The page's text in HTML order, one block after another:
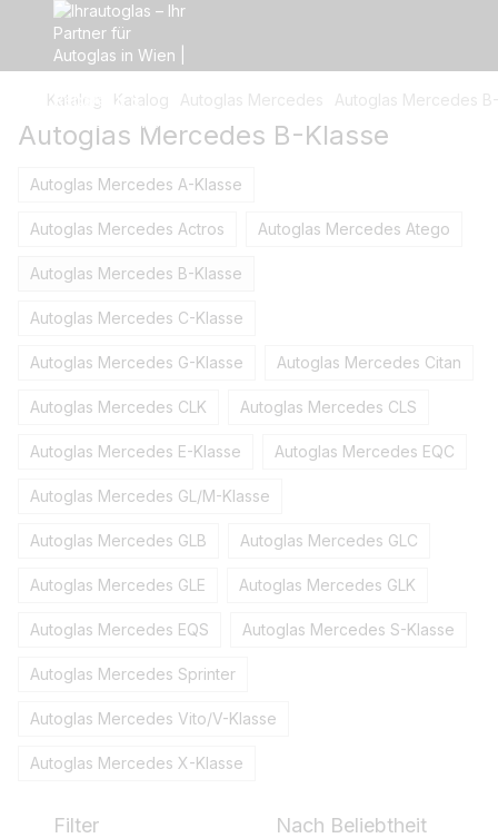
Katalog Katalog Autoglas Mercedes Autoglas Mercedes
Autoglas Mercedes B-Klasse
Autoglas Mercedes A-Klasse
Autoglas Mercedes Actros Autoglas Mercedes Atego
Autoglas Mercedes B-Klasse
Autoglas Mercedes C-Klasse
Autoglas Mercedes G-Klasse Autoglas Mercedes Citan
Autoglas Mercedes CLK Autoglas Mercedes CLS
Autoglas Mercedes E-Klasse Autoglas Mercedes EQC
Autoglas Mercedes GL/M-Klasse
Autoglas Mercedes GLB Autoglas Mercedes GLC
Autoglas Mercedes GLE Autoglas Mercedes GLK
Autoglas Mercedes EQS Autoglas Mercedes S-Klasse
Autoglas Mercedes Sprinter
Autoglas Mercedes Vito/V-Klasse
Autoglas Mercedes X-Klasse
Filter Nach Beliebtheit